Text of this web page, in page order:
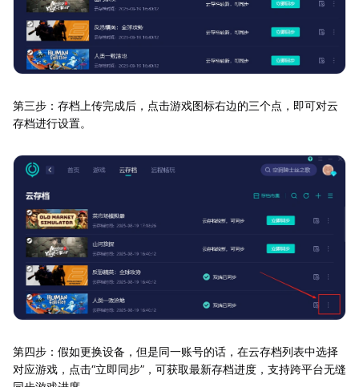
第三步：存档上传完成后，点击游戏图标右边的三个点，即可对云
存档进行设置。
第四步：假如更换设备，但是同一账号的话，在云存档列表中选择
对应游戏，点击“立即同步”，可获取最新存档进度，支持跨平台无缝